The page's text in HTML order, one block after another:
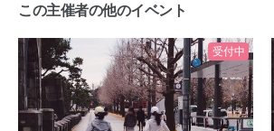
この主催者の他のイベント
受付中